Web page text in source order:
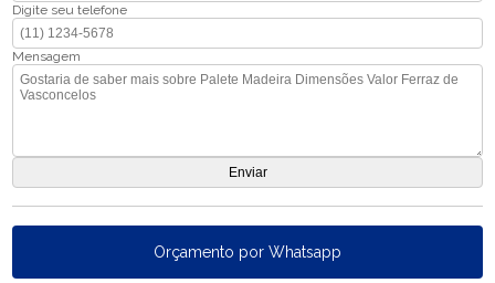
Digite seu telefone
Mensagem
Orçamento por Whatsapp